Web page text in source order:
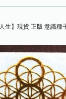
人生】現貨 正版 意識